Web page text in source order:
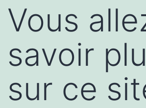
Vous
savoir
sur ce